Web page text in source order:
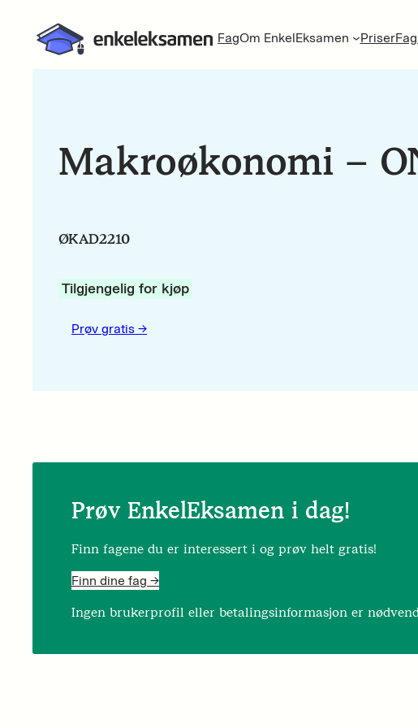
FagOm EnkelEksamen Priser
Makroøkonomi –
ØKAD2210
Tilgjengelig for kjøp
Prøv gratis ->
Prøv EnkelEksamen i dag!
Finn fagene du er interessert i og prøv helt gratis!
Finn dine fag ->
Ingen brukerprofil eller betalingsinformasjon er